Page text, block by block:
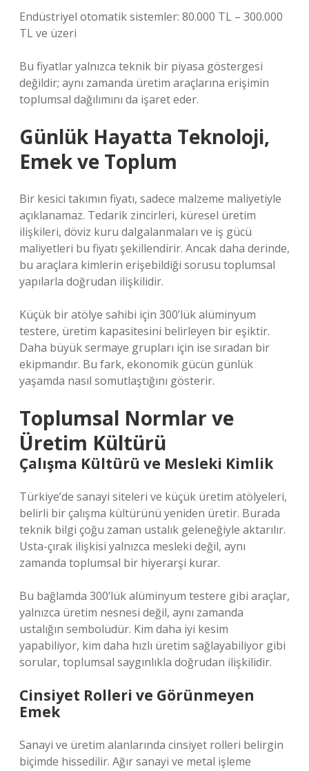
Endüstriyel otomatik sistemler: 80.000 TL – 300.000
TL ve üzeri
Bu fiyatlar yalnızca teknik bir piyasa göstergesi
değildir; aynı zamanda üretim araçlarına erişimin
toplumsal dağılımını da işaret eder.
Günlük Hayatta Teknoloji,
Emek ve Toplum
Bir kesici takımın fiyatı, sadece malzeme maliyetiyle
açıklanamaz. Tedarik zincirleri, küresel üretim
ilişkileri, döviz kuru dalgalanmaları ve iş gücü
maliyetleri bu fiyatı şekillendirir. Ancak daha derinde,
bu araçlara kimlerin erişebildiği sorusu toplumsal
yapılarla doğrudan ilişkilidir.
Küçük bir atölye sahibi için 300’lük alüminyum
testere, üretim kapasitesini belirleyen bir eşiktir.
Daha büyük sermaye grupları için ise sıradan bir
ekipmandır. Bu fark, ekonomik gücün günlük
yaşamda nasıl somutlaştığını gösterir.
Toplumsal Normlar ve
Üretim Kültürü
Çalışma Kültürü ve Mesleki Kimlik
Türkiye’de sanayi siteleri ve küçük üretim atölyeleri,
belirli bir çalışma kültürünü yeniden üretir. Burada
teknik bilgi çoğu zaman ustalık geleneğiyle aktarılır.
Usta-çırak ilişkisi yalnızca mesleki değil, aynı
zamanda toplumsal bir hiyerarşi kurar.
Bu bağlamda 300’lük alüminyum testere gibi araçlar,
yalnızca üretim nesnesi değil, aynı zamanda
ustalığın sembolüdür. Kim daha iyi kesim
yapabiliyor, kim daha hızlı üretim sağlayabiliyor gibi
sorular, toplumsal saygınlıkla doğrudan ilişkilidir.
Cinsiyet Rolleri ve Görünmeyen
Emek
Sanayi ve üretim alanlarında cinsiyet rolleri belirgin
biçimde hissedilir. Ağır sanayi ve metal işleme